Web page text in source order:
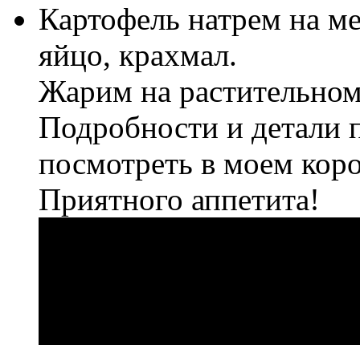
Картофель натрем на
яйцо, крахмал.
Жарим на
Подробности и детали
посмотреть в моем
Приятного аппетита!